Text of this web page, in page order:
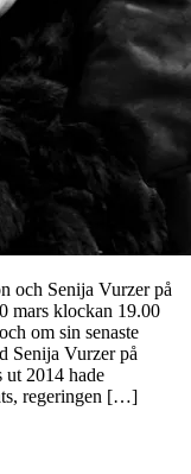
och Senija Vurzer på
mars klockan 19.00
om sin senaste
Senija Vurzer på
ut 2014 hade
regeringen […]